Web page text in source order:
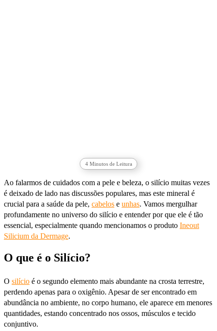
4Minutos de Leitura
Ao falarmos de cuidados com a pele e beleza, o silício muitas vezes
é deixado de lado nas discussões populares, mas este mineral é
crucial para a saúde da pele, cabelos e unhas. Vamos mergulhar
profundamente no universo do silício e entender por que ele é tão
essencial, especialmente quando mencionamos o produto Ineout
Silicium da Dermage.
O que é o Silício?
O silício é o segundo elemento mais abundante na crosta terrestre,
perdendo apenas para o oxigênio. Apesar de ser encontrado em
abundância no ambiente, no corpo humano, ele aparece em menores
quantidades, estando concentrado nos ossos, músculos e tecido
conjuntivo.